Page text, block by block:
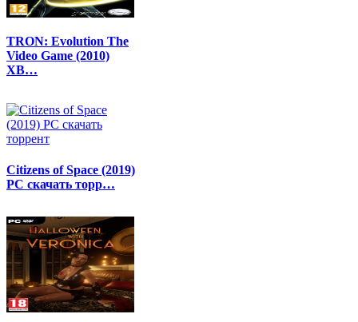
TRON: Evolution The
Video Game (2010)
XB…
Citizens of Space (2019)
PC скачать торр…